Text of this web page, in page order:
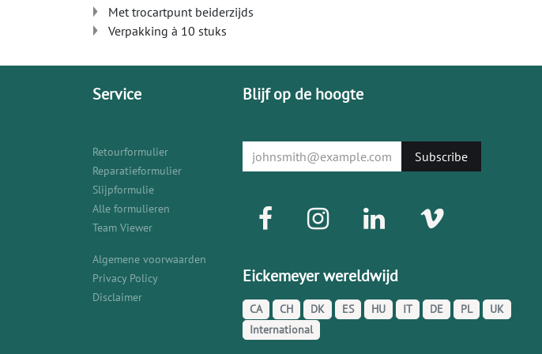
Met trocartpunt beiderzijds
Verpakking à 10 stuks
Service
Retourformulier
Reparatieformulier
Slijpformulie
Alle formulieren
Team Viewer
Algemene voorwaarden
Privacy Policy
Disclaimer
Blijf op de hoogte
Subscribe
Eickemeyer wereldwijd
CA CH DK ES HU IT DE PL
UK
International